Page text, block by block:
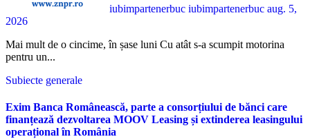
iubimpartenerbuc iubimpartenerbuc aug. 5,
2026
Mai mult de o cincime, în șase luni Cu atât s-a scumpit motorina
pentru un...
Subiecte generale
Exim Banca Românească, parte a consorțiului de bănci care
finanțează dezvoltarea MOOV Leasing și extinderea leasingului
operațional în România